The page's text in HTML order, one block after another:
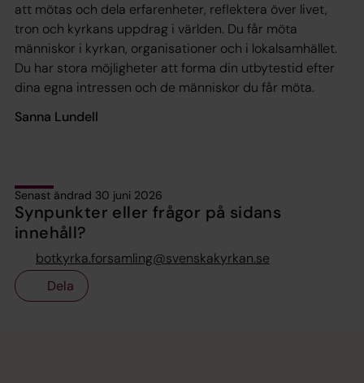
att mötas och dela erfarenheter, reflektera över livet,
tron och kyrkans uppdrag i världen. Du får möta
människor i kyrkan, organisationer och i lokalsamhället.
Du har stora möjligheter att forma din utbytestid efter
dina egna intressen och de människor du får möta.
Sanna Lundell
Senast ändrad 30 juni 2026
Synpunkter eller frågor på sidans
innehåll?
botkyrka.forsamling@svenskakyrkan.se
Dela